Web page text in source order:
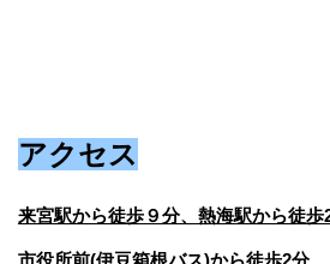
アクセス
来宮駅から徒歩９分、熱海駅から徒歩
市役所前(伊豆箱根バス)から徒歩2分